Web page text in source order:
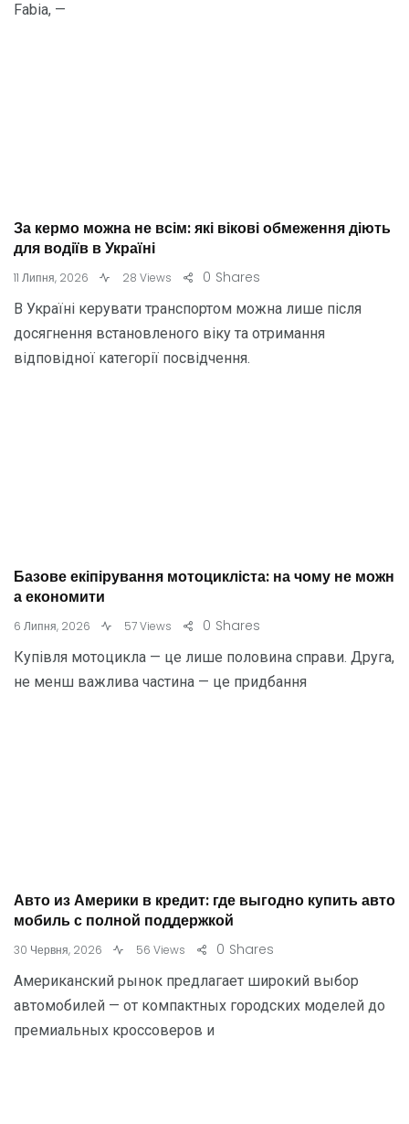
Fabia, —
За кермо можна не всім: які вікові обмеження діють
для водіїв в Україні
11 Липня, 2026 28 Views Shares
0
В Україні керувати транспортом можна лише після
досягнення встановленого віку та отримання
відповідної категорії посвідчення.
Базове екіпірування мотоцикліста: на чому не можн
а економити
6 Липня, 2026 57 Views Shares
0
Купівля мотоцикла — це лише половина справи. Друга,
не менш важлива частина — це придбання
Авто из Америки в кредит: где выгодно купить авто
мобиль с полной поддержкой
30 Червня, 2026 56 Views Shares
0
Американский рынок предлагает широкий выбор
автомобилей — от компактных городских моделей до
премиальных кроссоверов и